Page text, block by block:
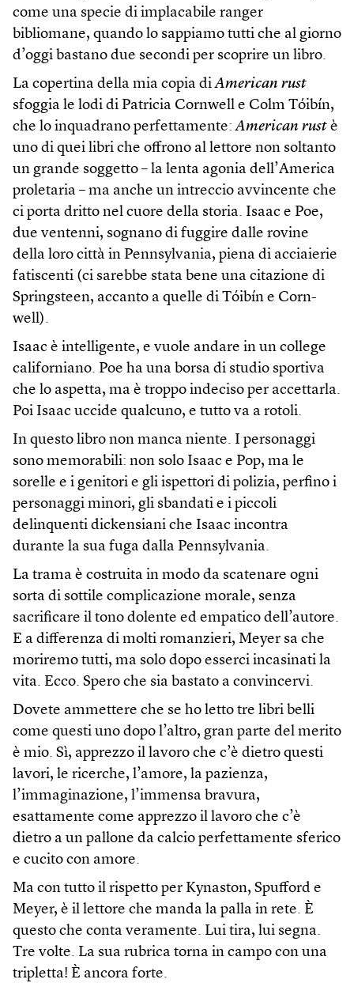
come una specie di implacabile ranger
bibliomane, quando lo sappiamo tutti che al giorno
d’oggi bastano due secondi per scoprire un libro.
La copertina della mia copia diAmerican rust
sfoggia le lodi di Patricia Cornwell e Colm Tóibín,
che lo inquadrano perfettamente:American rust è
uno di quei libri che offrono al lettore non soltanto
un grande soggetto – la lenta agonia dell’America
proletaria – ma anche un intreccio avvincente che
ci porta dritto nel cuore della storia. Isaac e Poe,
due ventenni, sognano di fuggire dalle rovine
della loro città in Pennsylvania, piena di acciaierie
fatiscenti (ci sarebbe stata bene una citazione di
Springsteen, accanto a quelle di Tóibín e Corn­
well).
Isaac è intelligente, e vuole andare in un college
californiano. Poe ha una borsa di studio sportiva
che lo aspetta, ma è troppo indeciso per accettarla.
Poi Isaac uccide qualcuno, e tutto va a rotoli.
In questo libro non manca niente. I personaggi
sono memorabili: non solo Isaac e Pop, ma le
sorelle e i genitori e gli ispettori di polizia, perfino i
personaggi minori, gli sbandati e i piccoli
delinquenti dickensiani che Isaac incontra
durante la sua fuga dalla Pennsylvania.
La trama è costruita in modo da scatenare ogni
sorta di sottile complicazione morale, senza
sacrificare il tono dolente ed empatico dell’autore.
E a differenza di molti romanzieri, Meyer sa che
moriremo tutti, ma solo dopo esserci incasinati la
vita. Ecco. Spero che sia bastato a convincervi.
Dovete ammettere che se ho letto tre libri belli
come questi uno dopo l’altro, gran parte del merito
è mio. Sì, apprezzo il lavoro che c’è dietro questi
lavori, le ricerche, l’amore, la pazienza,
l’immaginazione, l’immensa bravura,
esattamente come apprezzo il lavoro che c’è
dietro a un pallone da calcio perfettamente sferico
e cucito con amore.
Ma con tutto il rispetto per Kynaston, Spufford e
Meyer, è il lettore che manda la palla in rete. È
questo che conta veramente. Lui tira, lui segna.
Tre volte. La sua rubrica torna in campo con una
tripletta! È ancora forte.